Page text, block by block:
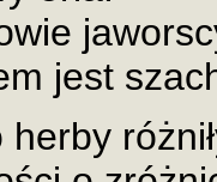
jest
herby